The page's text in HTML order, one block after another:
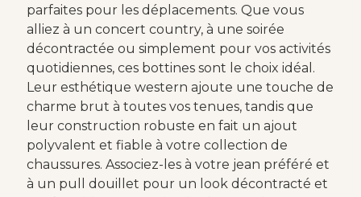
parfaites pour les déplacements. Que vous
alliez à un concert country, à une soirée
décontractée ou simplement pour vos activités
quotidiennes, ces bottines sont le choix idéal.
Leur esthétique western ajoute une touche de
charme brut à toutes vos tenues, tandis que
leur construction robuste en fait un ajout
polyvalent et fiable à votre collection de
chaussures. Associez-les à votre jean préféré et
à un pull douillet pour un look décontracté et